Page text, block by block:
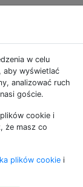
z
Findera w
w celu
aby wyświetlać
analizować ruch
goście.
cookie i
że masz co
plików cookie i